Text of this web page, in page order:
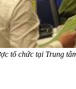
tổ chức tại Trung